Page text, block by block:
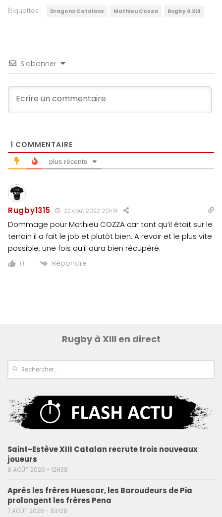
Étiquettes : Dragons Catalans Mathieu Cozza Rugby à XIII
S'abonner
1 COMMENTAIRE
plus récents
Rugby1315 22 août 2022 20h18
Dommage pour Mathieu COZZA car tant qu’il était sur le
terrain il a fait le job et plutôt bien. A revoir et le plus vite
possible, une fois qu’il aura bien récupéré.
0 Répondre
Rugby à XIII en direct
Saint-Estève XIII Catalan recrute trois nouveaux
joueurs
8 AOÛT 2026 - 12H38
Après les frères Huescar, les Baroudeurs de Pia
prolongent les frères Pena
7 AOÛT 2026 - 15H28